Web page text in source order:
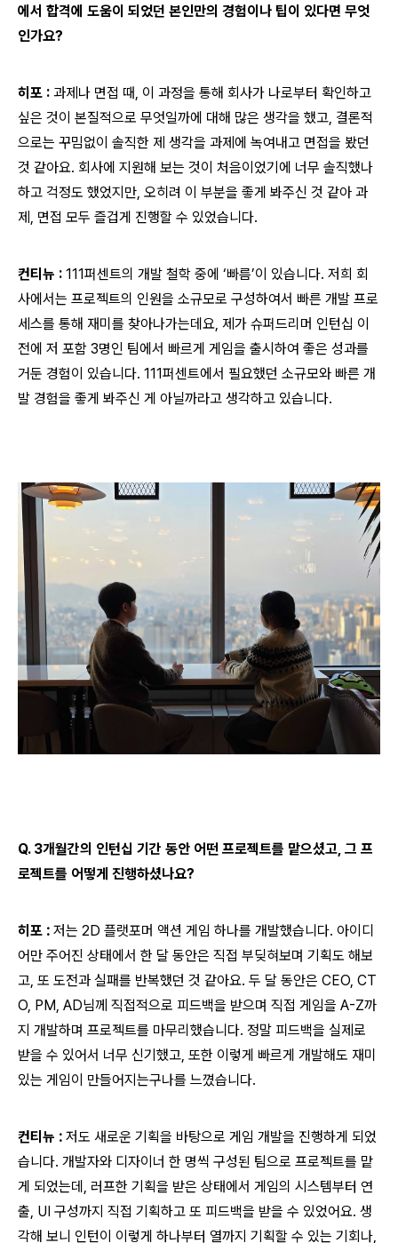
에서 합격에 도움이 되었던 본인만의 경험이나 팁이 있다면 무엇
인가요?
히포 : 과제나 면접 때, 이 과정을 통해 회사가 나로부터 확인하고
싶은 것이 본질적으로 무엇일까에 대해 많은 생각을 했고, 결론적
으로는 꾸밈없이 솔직한 제 생각을 과제에 녹여내고 면접을 봤던
것 같아요. 회사에 지원해 보는 것이 처음이었기에 너무 솔직했나
하고 걱정도 했었지만, 오히려 이 부분을 좋게 봐주신 것 같아 과
제, 면접 모두 즐겁게 진행할 수 있었습니다.
컨티뉴 : 111퍼센트의 개발 철학 중에 ‘빠름’이 있습니다. 저희 회
사에서는 프로젝트의 인원을 소규모로 구성하여서 빠른 개발 프로
세스를 통해 재미를 찾아나가는데요, 제가 슈퍼드리머 인턴십 이
전에 저 포함 3명인 팀에서 빠르게 게임을 출시하여 좋은 성과를
거둔 경험이 있습니다. 111퍼센트에서 필요했던 소규모와 빠른 개
발 경험을 좋게 봐주신 게 아닐까라고 생각하고 있습니다.
Q. 3개월간의 인턴십 기간 동안 어떤 프로젝트를 맡으셨고, 그 프
로젝트를 어떻게 진행하셨나요?
히포 : 저는 2D 플랫포머 액션 게임 하나를 개발했습니다. 아이디
어만 주어진 상태에서 한 달 동안은 직접 부딪혀보며 기획도 해보
고, 또 도전과 실패를 반복했던 것 같아요. 두 달 동안은 CEO, CT
O, PM, AD님께 직접적으로 피드백을 받으며 직접 게임을 A-Z까
지 개발하며 프로젝트를 마무리했습니다. 정말 피드백을 실제로
받을 수 있어서 너무 신기했고, 또한 이렇게 빠르게 개발해도 재미
있는 게임이 만들어지는구나를 느꼈습니다.
컨티뉴 : 저도 새로운 기획을 바탕으로 게임 개발을 진행하게 되었
습니다. 개발자와 디자이너 한 명씩 구성된 팀으로 프로젝트를 맡
게 되었는데, 러프한 기획을 받은 상태에서 게임의 시스템부터 연
출, UI 구성까지 직접 기획하고 또 피드백을 받을 수 있었어요. 생
각해 보니 인턴이 이렇게 하나부터 열까지 기획할 수 있는 기회나,